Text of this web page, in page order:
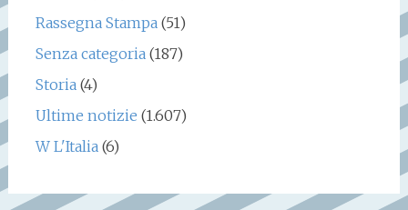
Rassegna Stampa(51)
Senza categoria(187)
Storia(4)
Ultime notizie (1.607)
W L'Italia(6)